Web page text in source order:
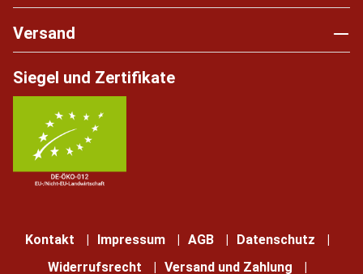
Versand
Siegel und Zertifikate
Kontakt Impressum AGB
Datenschutz
Widerrufsrecht
Versand und Zahlung